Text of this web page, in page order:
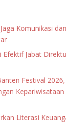
Komunikasi
Efektif Jabat
Festival
Kepariwisataan
Literasi